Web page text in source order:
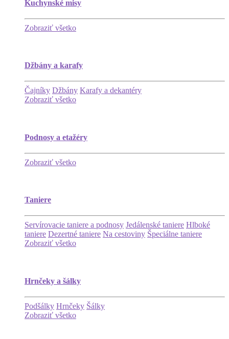
Kuchynské misy
Zobraziť všetko
Džbány a karafy
Čajníky Džbány Karafy a dekantéry
Zobraziť všetko
Podnosy a etažéry
Zobraziť všetko
Taniere
Servírovacie taniere a podnosy Jedálenské taniere Hlboké
taniere Dezertné taniere Na cestoviny Špeciálne taniere
Zobraziť všetko
Hrnčeky a šálky
Podšálky Hrnčeky Šálky
Zobraziť všetko